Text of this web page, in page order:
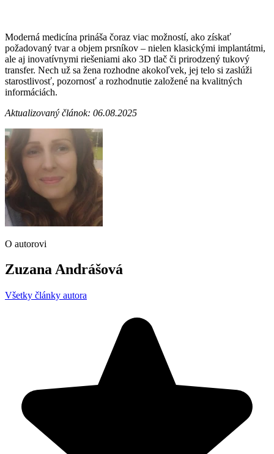
Moderná medicína prináša čoraz viac možností, ako získať
požadovaný tvar a objem prsníkov – nielen klasickými implantátmi,
ale aj inovatívnymi riešeniami ako 3D tlač či prirodzený tukový
transfer. Nech už sa žena rozhodne akokoľvek, jej telo si zaslúži
starostlivosť, pozornosť a rozhodnutie založené na kvalitných
informáciách.
Aktualizovaný článok: 06.08.2025
O autorovi
Zuzana Andrášová
Všetky články autora